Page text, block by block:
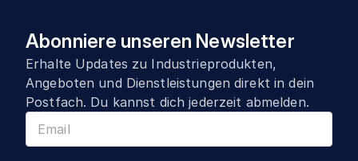
Abonniere unseren Newsletter
Erhalte Updates zu Industrieprodukten,
Angeboten und Dienstleistungen direkt in dein
Postfach. Du kannst dich jederzeit abmelden.